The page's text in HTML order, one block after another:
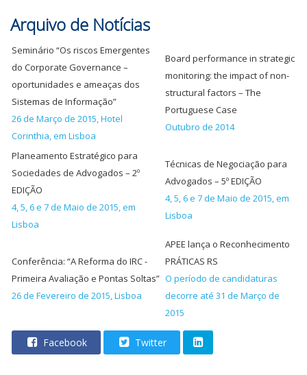
Arquivo de Notícias
Seminário “Os riscos Emergentes
do Corporate Governance –
oportunidades e ameaças dos
Sistemas de Informação”
26 de Março de 2015, Hotel
Corinthia, em Lisboa
Board performance in strategic
monitoring: the impact of non-
structural factors – The
Portuguese Case
Outubro de 2014
Planeamento Estratégico para
Sociedades de Advogados – 2º
EDIÇÃO
4, 5, 6 e 7 de Maio de 2015, em
Lisboa
Técnicas de Negociação para
Advogados – 5º EDIÇÃO
4, 5, 6 e 7 de Maio de 2015, em
Lisboa
Conferência: “A Reforma do IRC -
Primeira Avaliação e Pontas Soltas”
26 de Fevereiro de 2015, Lisboa
APEE lança o Reconhecimento
PRÁTICAS RS
O período de candidaturas
decorre até 31 de Março de
2015
Facebook Twitter